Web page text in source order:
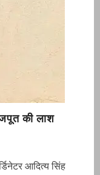
की लाश
आदित्य सिंह